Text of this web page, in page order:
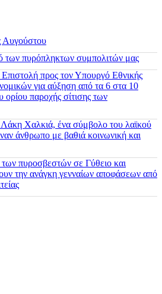
Αυγούστου
πυρόπληκτων συμπολιτών μας
Επιστολή προς τον Υπουργό Εθνικής
για αύξηση από τα 6 στα 10
παροχής σίτισης των
Λάκη Χαλκιά, ένα σύμβολο του λαϊκού
άνθρωπο με βαθιά κοινωνική και
των πυροσβεστών σε Γύθειο και
την ανάγκη γενναίων αποφάσεων από